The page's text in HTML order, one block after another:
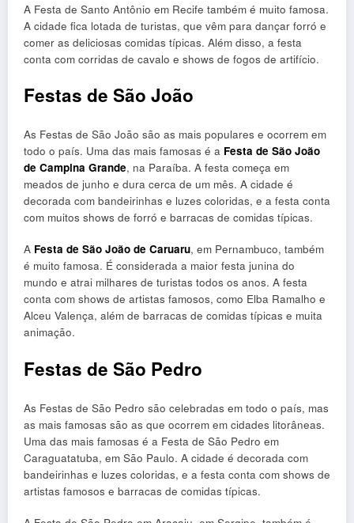
A Festa de Santo Antônio em Recife também é muito famosa.
A cidade fica lotada de turistas, que vêm para dançar forró e
comer as deliciosas comidas típicas. Além disso, a festa
conta com corridas de cavalo e shows de fogos de artifício.
Festas de São João
As Festas de São João são as mais populares e ocorrem em
todo o país. Uma das mais famosas é a Festa de São João
de Campina Grande, na Paraíba. A festa começa em
meados de junho e dura cerca de um mês. A cidade é
decorada com bandeirinhas e luzes coloridas, e a festa conta
com muitos shows de forró e barracas de comidas típicas.
A Festa de São João de Caruaru, em Pernambuco, também
é muito famosa. É considerada a maior festa junina do
mundo e atrai milhares de turistas todos os anos. A festa
conta com shows de artistas famosos, como Elba Ramalho e
Alceu Valença, além de barracas de comidas típicas e muita
animação.
Festas de São Pedro
As Festas de São Pedro são celebradas em todo o país, mas
as mais famosas são as que ocorrem em cidades litorâneas.
Uma das mais famosas é a Festa de São Pedro em
Caraguatatuba, em São Paulo. A cidade é decorada com
bandeirinhas e luzes coloridas, e a festa conta com shows de
artistas famosos e barracas de comidas típicas.